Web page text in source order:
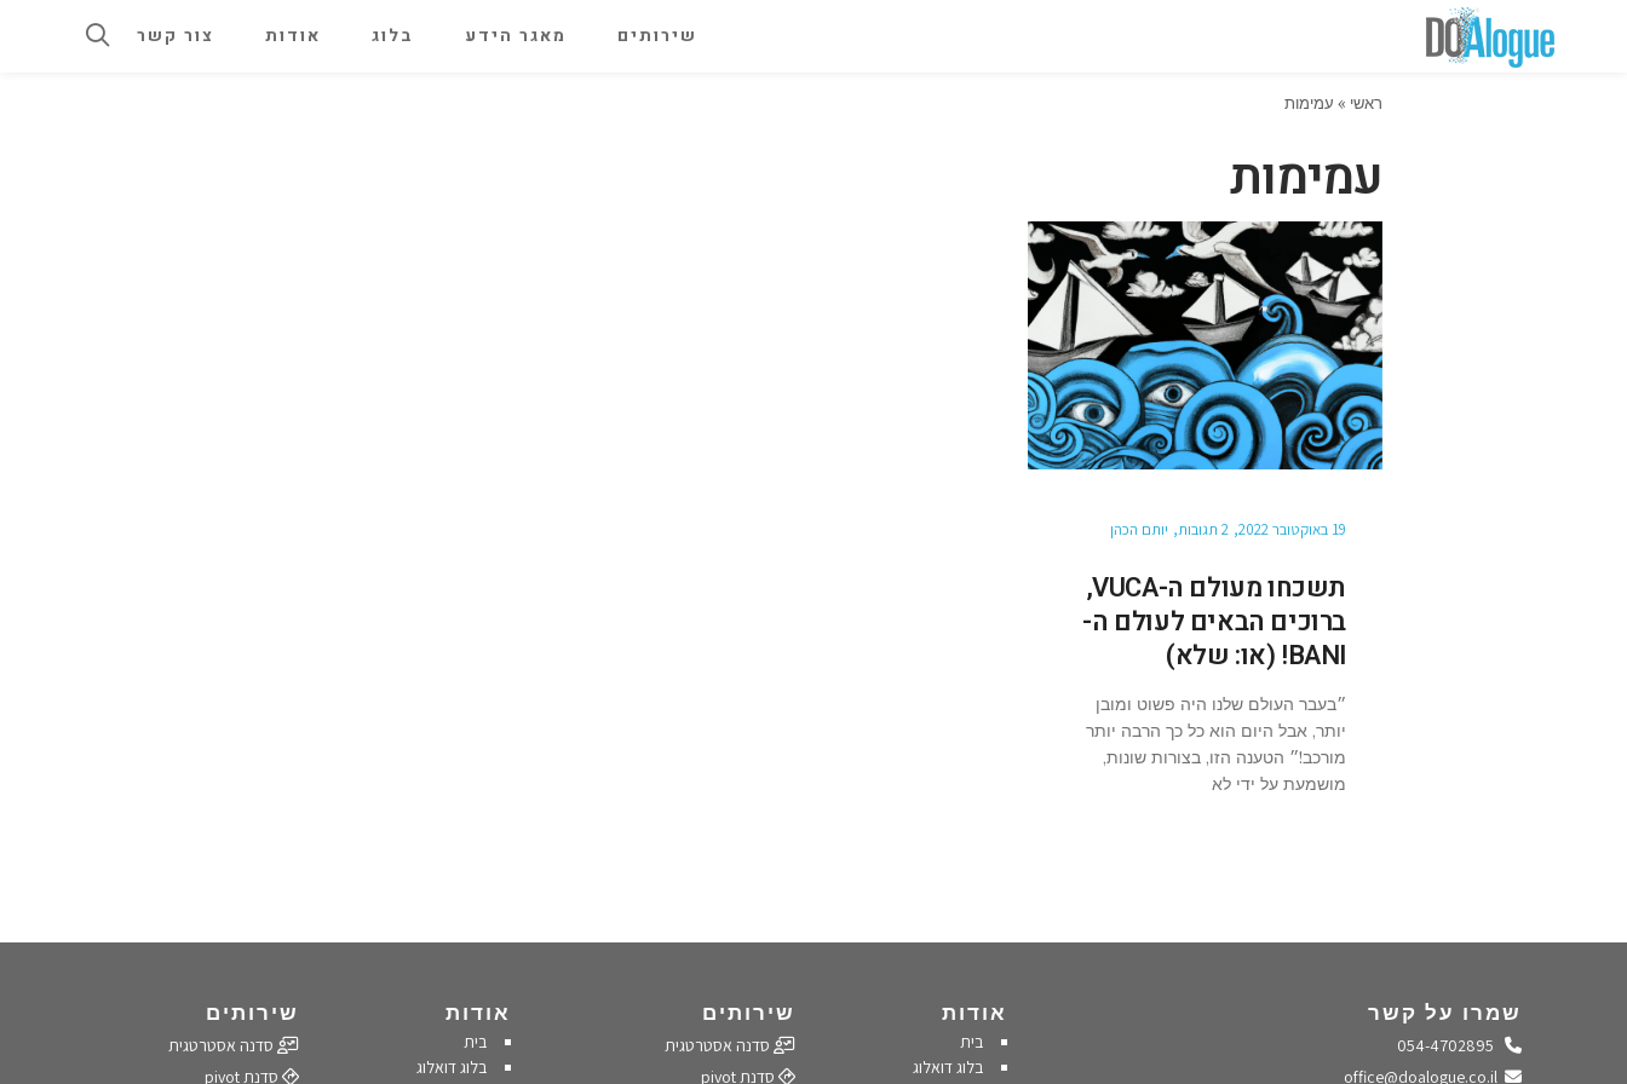
שירותים מאגר הידע בלוג אודות צור קשר
ראשי » עמימות
עמימות
19 באוקטובר 2022 2 תגובות יותם הכהן
תשכחו מעולם ה-VUCA,
ברוכים הבאים לעולם ה-
BANI! (או: שלא)
״בעבר העולם שלנו היה פשוט ומובן
יותר, אבל היום הוא כל כך הרבה יותר
מורכב!״ הטענה הזו, בצורות שונות,
מושמעת על ידי לא
שמרו על קשר
התקשרו אלינו
שלחו מייל
אודות
בית
בלוג דואלוג
שירותים
סדנה אסטרטגית
סדנת pivot
אודות
בית
בלוג דואלוג
שירותים
סדנה אסטרטגית
סדנת pivot